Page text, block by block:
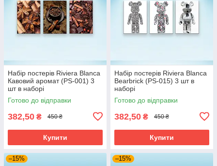
Набір постерів Riviera Blanca
Кавовий аромат (PS-001) 3
шт в наборі
Готово до відправки
382,50 ₴ 450 ₴
Купити
Набір постерів Riviera Blanca
Bearbrick (PS-015) 3 шт в
наборі
Готово до відправки
382,50 ₴ 450 ₴
Купити
–15% –15%